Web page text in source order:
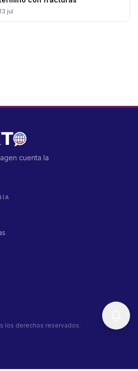
13 jul
cuenta la
los derechos reservados.